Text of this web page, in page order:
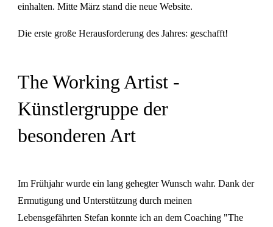
einhalten. Mitte März stand die neue Website.
Die erste große Herausforderung des Jahres: geschafft!
The Working Artist -
Künstlergruppe der
besonderen Art
Im Frühjahr wurde ein lang gehegter Wunsch wahr. Dank der
Ermutigung und Unterstützung durch meinen
Lebensgefährten Stefan konnte ich an dem Coaching "The